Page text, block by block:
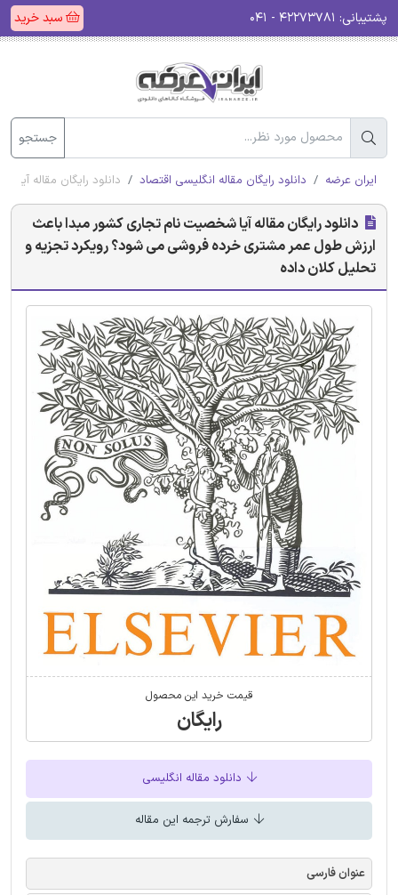
پشتیبانی: سبد خرید
جستجو
ایران عرضه دانلود رایگان مقاله انگلیسی اقتصاد دانلود رایگان مقاله
دانلود رایگان مقاله آیا شخصیت نام تجاری کشور مبدا باعث
ارزش طول عمر مشتری خرده فروشی می شود؟ رویکرد تجزیه و
تحلیل کلان داده
قیمت خرید این محصول
رایگان
دانلود مقاله انگلیسی
سفارش ترجمه این مقاله
عنوان فارسی